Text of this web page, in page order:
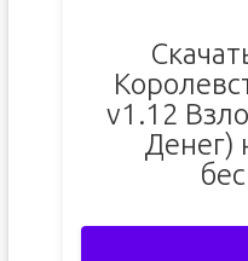
v1.12
Денег)